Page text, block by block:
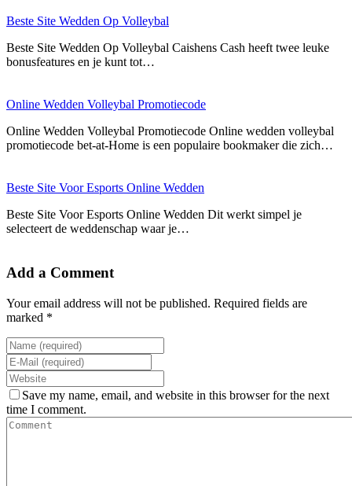
Beste Site Wedden Op Volleybal
Beste Site Wedden Op Volleybal Caishens Cash heeft twee leuke
bonusfeatures en je kunt tot…
Online Wedden Volleybal Promotiecode
Online Wedden Volleybal Promotiecode Online wedden volleybal
promotiecode bet-at-Home is een populaire bookmaker die zich…
Beste Site Voor Esports Online Wedden
Beste Site Voor Esports Online Wedden Dit werkt simpel je
selecteert de weddenschap waar je…
Add a Comment
Your email address will not be published. Required fields are
marked *
Save my name, email, and website in this browser for the next
time I comment.